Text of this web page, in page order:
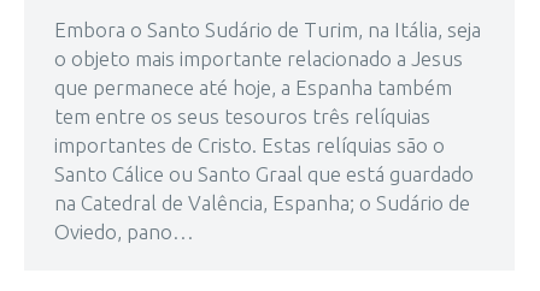
Embora o Santo Sudário de Turim, na Itália, seja
o objeto mais importante relacionado a Jesus
que permanece até hoje, a Espanha também
tem entre os seus tesouros três relíquias
importantes de Cristo. Estas relíquias são o
Santo Cálice ou Santo Graal que está guardado
na Catedral de Valência, Espanha; o Sudário de
Oviedo, pano…